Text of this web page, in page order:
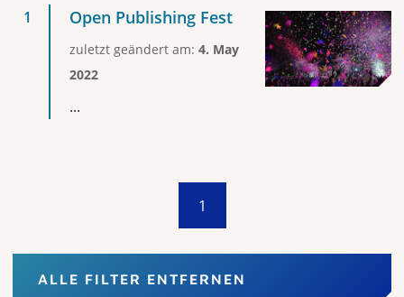
Open Publishing Fest
zuletzt geändert am: 4. May
2022
...
1
ALLE FILTER ENTFERNEN